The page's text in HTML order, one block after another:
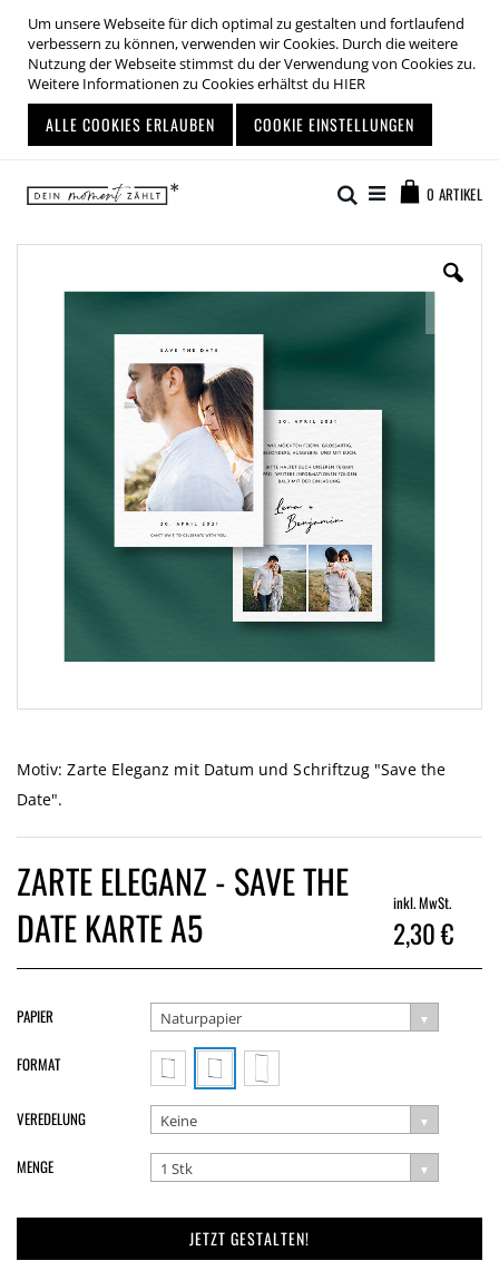
Um unsere Webseite für dich optimal zu gestalten und fortlaufend
verbessern zu können, verwenden wir Cookies. Durch die weitere
Nutzung der Webseite stimmst du der Verwendung von Cookies zu.
Weitere Informationen zu Cookies erhältst du HIER
ALLE COOKIES ERLAUBEN COOKIE EINSTELLUNGEN
Inhalt
springen
0 ARTIKEL
Suche
der
Bildgalerie
springen
Motiv: Zarte Eleganz mit Datum und Schriftzug "Save the
Date".
ZARTE ELEGANZ - SAVE THE
DATE KARTE A5
inkl. MwSt.
2,30 €
MENGE 1 Stk
PAPIER Naturpapier
FORMAT
VEREDELUNG Keine
JETZT GESTALTEN!